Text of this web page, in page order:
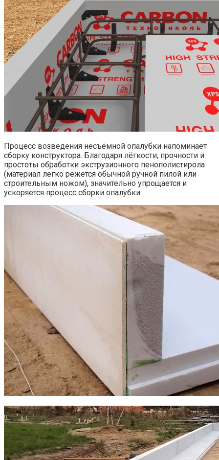
Процесс возведения несъёмной опалубки напоминает
сборку конструктора. Благодаря лёгкости, прочности и
простоты обработки экструзионного пенополистирола
(материал легко режется обычной ручной пилой или
строительным ножом), значительно упрощается и
ускоряется процесс сборки опалубки.